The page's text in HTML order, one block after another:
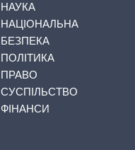
НАУКА
НАЦІОНАЛЬНА
БЕЗПЕКА
ПОЛІТИКА
ПРАВО
СУСПІЛЬСТВО
ФІНАНСИ